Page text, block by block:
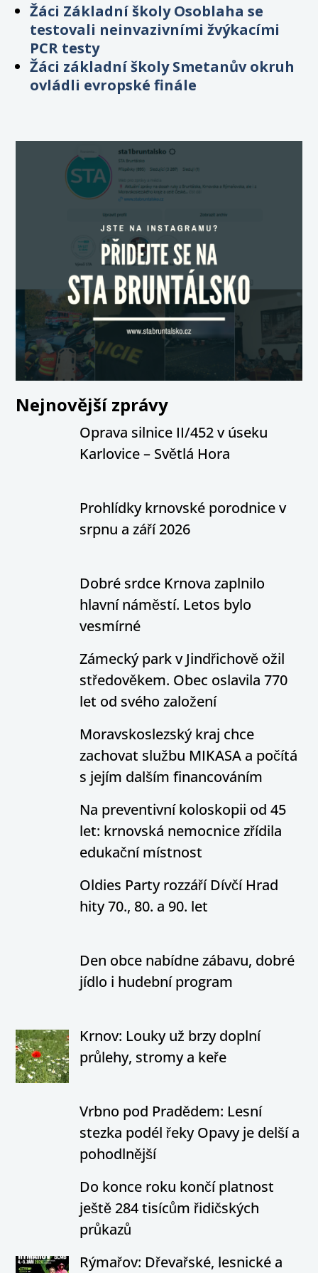
Žáci Základní školy Osoblaha se
testovali neinvazivními žvýkacími
PCR testy
Žáci základní školy Smetanův okruh
ovládli evropské finále
Nejnovější zprávy
Oprava silnice II/452 v úseku
Karlovice – Světlá Hora
Prohlídky krnovské porodnice v
srpnu a září 2026
Dobré srdce Krnova zaplnilo
hlavní náměstí. Letos bylo
vesmírné
Zámecký park v Jindřichově ožil
středověkem. Obec oslavila 770
let od svého založení
Moravskoslezský kraj chce
zachovat službu MIKASA a počítá
s jejím dalším financováním
Na preventivní koloskopii od 45
let: krnovská nemocnice zřídila
edukační místnost
Oldies Party rozzáří Dívčí Hrad
hity 70., 80. a 90. let
Den obce nabídne zábavu, dobré
jídlo i hudební program
Krnov: Louky už brzy doplní
průlehy, stromy a keře
Vrbno pod Pradědem: Lesní
stezka podél řeky Opavy je delší a
pohodlnější
Do konce roku končí platnost
ještě 284 tisícům řidičských
průkazů
Rýmařov: Dřevařské, lesnické a